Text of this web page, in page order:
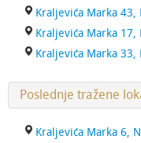
Kraljevića Marka 43,
Kraljevića Marka 17,
Kraljevića Marka 33,
Poslednje tražene
Kraljevića Marka 6,